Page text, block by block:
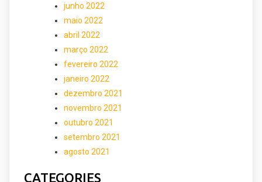
junho 2022
maio 2022
abril 2022
março 2022
fevereiro 2022
janeiro 2022
dezembro 2021
novembro 2021
outubro 2021
setembro 2021
agosto 2021
CATEGORIES